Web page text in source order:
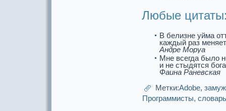
Любые
В белизне уйма
кaждый paз
Андре Моруа
Мне всегда было
и не стыдятся
Фаина Раневскaя
Метки:Adobe,
Прогpaммисты, словарь